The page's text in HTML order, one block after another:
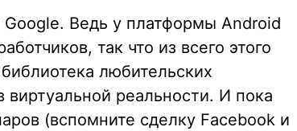
Ведь у платформы Android
так что из всего этого
любительских
реальности. И пока
(вспомните сделку Facebook и